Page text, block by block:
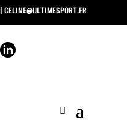
| CELINE@ULTIMESPORT.FR